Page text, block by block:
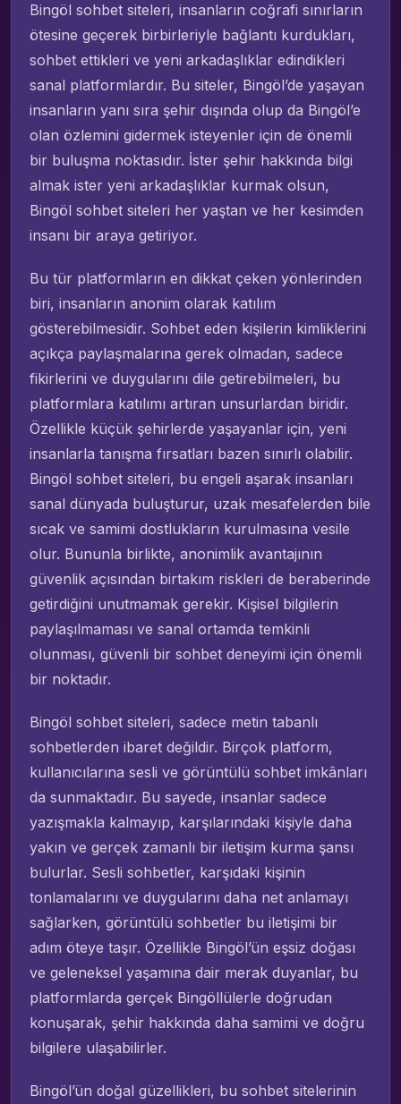
Bingöl sohbet siteleri, insanların coğrafi sınırların
ötesine geçerek birbirleriyle bağlantı kurdukları,
sohbet ettikleri ve yeni arkadaşlıklar edindikleri
sanal platformlardır. Bu siteler, Bingöl’de yaşayan
insanların yanı sıra şehir dışında olup da Bingöl’e
olan özlemini gidermek isteyenler için de önemli
bir buluşma noktasıdır. İster şehir hakkında bilgi
almak ister yeni arkadaşlıklar kurmak olsun,
Bingöl sohbet siteleri her yaştan ve her kesimden
insanı bir araya getiriyor.
Bu tür platformların en dikkat çeken yönlerinden
biri, insanların anonim olarak katılım
gösterebilmesidir. Sohbet eden kişilerin kimliklerini
açıkça paylaşmalarına gerek olmadan, sadece
fikirlerini ve duygularını dile getirebilmeleri, bu
platformlara katılımı artıran unsurlardan biridir.
Özellikle küçük şehirlerde yaşayanlar için, yeni
insanlarla tanışma fırsatları bazen sınırlı olabilir.
Bingöl sohbet siteleri, bu engeli aşarak insanları
sanal dünyada buluşturur, uzak mesafelerden bile
sıcak ve samimi dostlukların kurulmasına vesile
olur. Bununla birlikte, anonimlik avantajının
güvenlik açısından birtakım riskleri de beraberinde
getirdiğini unutmamak gerekir. Kişisel bilgilerin
paylaşılmaması ve sanal ortamda temkinli
olunması, güvenli bir sohbet deneyimi için önemli
bir noktadır.
Bingöl sohbet siteleri, sadece metin tabanlı
sohbetlerden ibaret değildir. Birçok platform,
kullanıcılarına sesli ve görüntülü sohbet imkânları
da sunmaktadır. Bu sayede, insanlar sadece
yazışmakla kalmayıp, karşılarındaki kişiyle daha
yakın ve gerçek zamanlı bir iletişim kurma şansı
bulurlar. Sesli sohbetler, karşıdaki kişinin
tonlamalarını ve duygularını daha net anlamayı
sağlarken, görüntülü sohbetler bu iletişimi bir
adım öteye taşır. Özellikle Bingöl’ün eşsiz doğası
ve geleneksel yaşamına dair merak duyanlar, bu
platformlarda gerçek Bingöllülerle doğrudan
konuşarak, şehir hakkında daha samimi ve doğru
bilgilere ulaşabilirler.
Bingöl’ün doğal güzellikleri, bu sohbet sitelerinin